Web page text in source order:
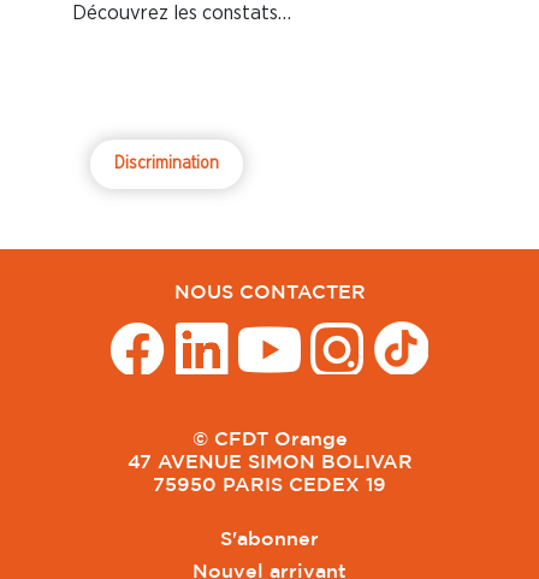
Découvrez les constats…
Discrimination
NOUS CONTACTER
© CFDT Orange
47 AVENUE SIMON BOLIVAR
75950 PARIS CEDEX 19
S'abonner
Nouvel arrivant